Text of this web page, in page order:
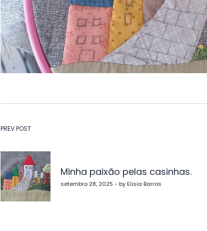
Navegação
de
Post
PREV POST
Minha paixão pelas casinhas.
setembro 28, 2025 - by Elisia Barros